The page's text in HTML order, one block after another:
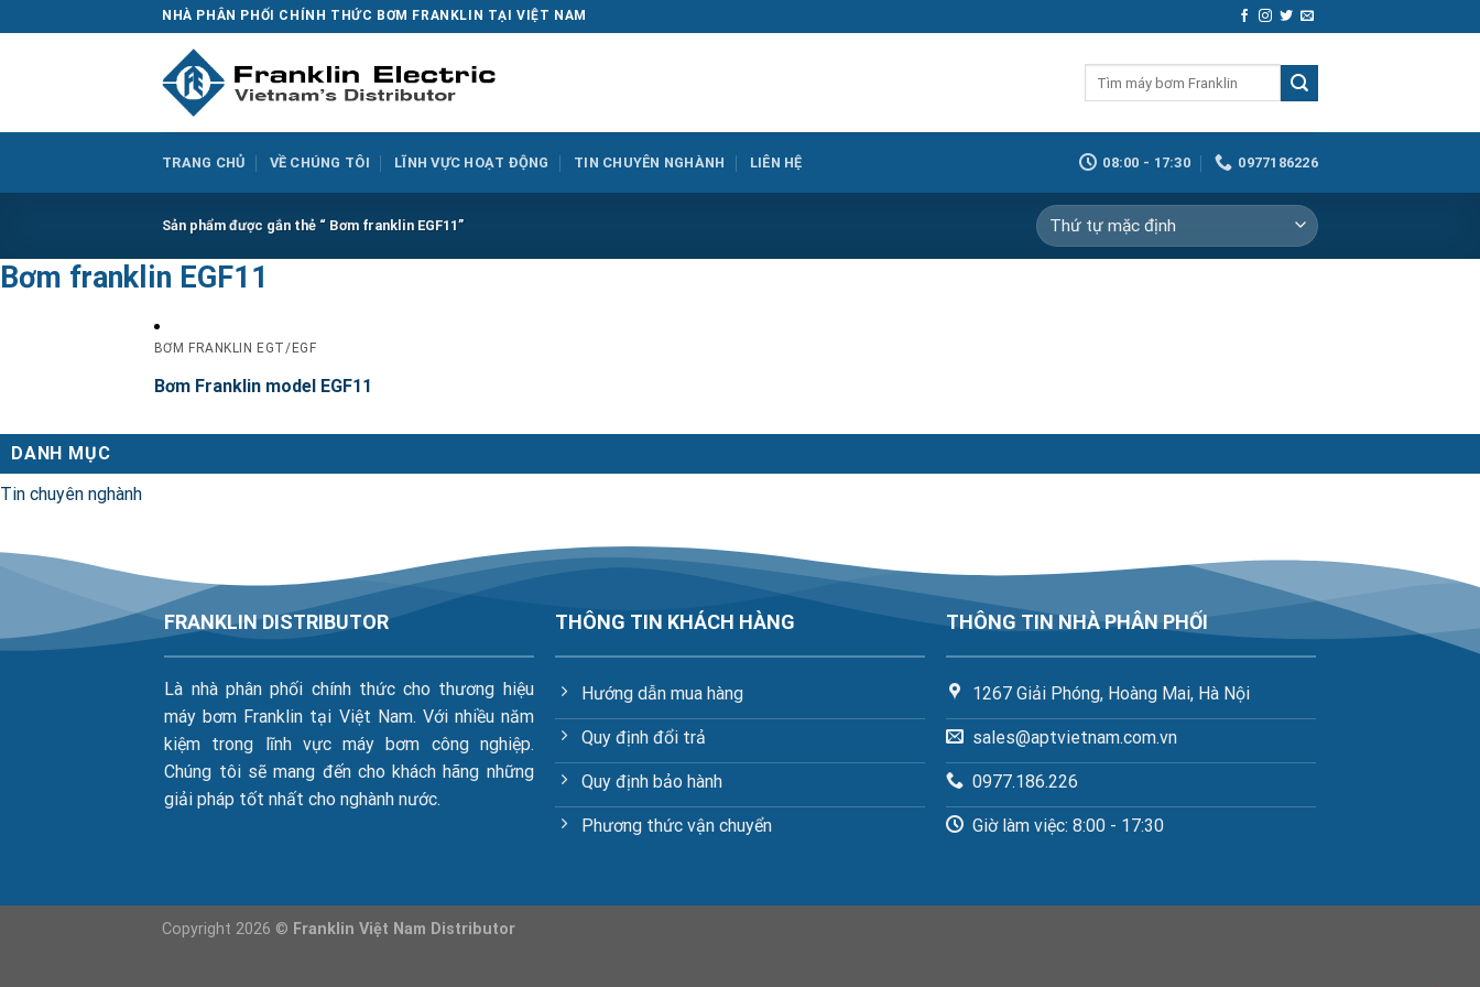
to
NHÀ PHÂN PHỐI CHÍNH THỨC BƠM FRANKLIN TẠI VIỆT NAM
TRANG CHỦ VỀ CHÚNG TÔI LĨNH VỰC HOẠT ĐỘNG TIN CHUYÊN NGHÀNH LIÊN HỆ 08:00 - 17:30 0977186226
Sản phẩm được gắn thẻ “ Bơm franklin EGF11”
Bơm franklin EGF11
BƠM FRANKLIN EGT/EGF
Bơm Franklin model EGF11
DANH MỤC
Tin chuyên nghành
FRANKLIN DISTRIBUTOR
Là nhà phân phối chính thức cho thương hiệu
máy bơm Franklin tại Việt Nam. Với nhiều năm
kiệm trong lĩnh vực máy bơm công nghiệp.
Chúng tôi sẽ mang đến cho khách hãng những
giải pháp tốt nhất cho nghành nước.
THÔNG TIN KHÁCH HÀNG
Hướng dẫn mua hàng
Quy định đổi trả
Quy định bảo hành
Phương thức vận chuyển
THÔNG TIN NHÀ PHÂN PHỐI
1267 Giải Phóng, Hoàng Mai, Hà Nội
sales@aptvietnam.com.vn
0977.186.226
Giờ làm việc: 8:00 - 17:30
Copyright 2026 © Franklin Việt Nam Distributor